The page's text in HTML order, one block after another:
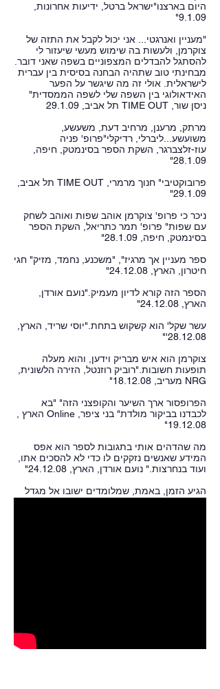
היום בארצנו"ישראל ברטל, ידיעות אחרונות,
9.1.09"
"מעניין ואנרגטי... אני יכול לקבל את התזה של
צוקרמן, ולעשות בה שימוש מעשי שיעזור לי
להסתגל להבדלים המצפוניים בשפה שאני דובר.
מבחינתי טוב שתהיה הבחנה בסיסית בין עברית
לישראלית. אולי זה מה שיגשר על הפער
האידאולוגי בין השפה שלי לשפה הממסדית"
ניסן שור, TIME OUT תל אביב, 29.1.09
מרתק, מרענן, מרחיב דעת, משעשע,
משועשע...ליברלי, רדיקלי"פרופ' פניה
עוז-זלצברגר, השקת הספר בסינמטק, חיפה,
28.1.09"
פרובוקטיבי" חנוך מרמרי, TIME OUT תל אביב,
29.1.09"
ניכר כי פרופ' צוקרמן אוהב שפות ואוהב לשחק
עם שפות" פרופ' תמר כתריאל, השקת הספר
בסינמטק, חיפה, 28.1.09"
ספר מעניין אך מרגיז", "משכנע, נחמד, מזיק" חגי
חיטרון, הארץ, 24.12.08"
הספר הזה קורא לדיון מעמיק."נועם אורדן,
הארץ, 24.12.08"
עשר שקל' הוא קשקוש בתחת."יוסי שריד, הארץ,
28.12.08'"
צוקרמן הוא איש מבריק וידען, והוא מעלה
תופעות חשובות."רוביק רוזנטל, הזירה הלשונית,
NRG מעריב, 18.12.08"
הפרופסור ארך השיער והקופצני הזה" "בא
לכבדנו בביקור מולדת" בני ציפר, Online הארץ ,
19.12.08"
מה שהדהים אותי בתגובות לספר הוא אפס
המידע שאנשים נזקקים לו כדי לא להסכים אתו,
ועוד בנחרצות." נועם אורדן, הארץ, 24.12.08"
הגיע הזמן, באמת, שמלומדים ישובו אל מגדל